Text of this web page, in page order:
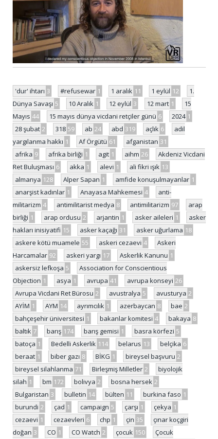
'dur' ihtarı 3 #refusewar 1 1 aralık 11 1 eylül 12
1.
Dünya Savaşı 5 10 Aralık 1 12 eylül 3 12 mart 1
15
Mayıs 44 15 mayıs dünya vicdani retçiler günü 6 2024 1
28 şubat 2 318 59 ab 24 abd 319 açlık 6
adil
yargılanma hakkı 1 Af Örgütü 61 afganistan 31
afrika 9 afrika birliği 1 agit 1 aihm 26
Akdeniz Vicdani
Ret Buluşması 6 akka 1 alevi 1 ali fikri ışık 13
almanya 128 Alper Sapan 1 amfide konuşulmayanlar 1
anarşist kadınlar 1 Anayasa Mahkemesi 4
anti-
militarizm 4 antimilitarist medya 8 antimilitarizm 97
arap
birliği 1 arap ordusu 2 arjantin 1 asker aileleri 1
asker
hakları inisiyatifi 15 asker kaçağı 31 asker uğurlama 18
askere kötü muamele 55 askeri cezaevi 4
Askeri
Harcamalar 92 askeri yargı 17 Askerlik Kanunu 1
askersiz lefkoşa 5
Association for Conscientious
Objection 1 asya 1 avrupa 41 avrupa konseyi 26
Avrupa Vicdani Ret Bürosu 2 avustralya 5 avusturya 2
AYİM 1 AYM 14 ayrımcılık 1 azerbaycan 8 bae 2
bahçeşehir üniversitesi 1 bakanlar komitesi 4 bakaya 8
baltık 7 barış 174 barış gemisi 1 basra körfezi 5
batoça 1 Bedelli Askerlik 114 belarus 13 belçika 6
beraat 1 biber gazı 8 BİKG 1 bireysel başvuru 2
bireysel silahlanma 71 Birleşmiş Milletler 2
biyolojik
silah 1 bm 172 bolivya 2 bosna hersek 2
Bulgaristan 3 bulletin 14 bülten 11 burkina faso 1
burundi 2 çad 1 campaign 5 çarşı 1 çekya 1
cezaevi 1 cezaevleri 6 chp 1 çin 35
çınar koçgiri
doğan 3 CO 1 CO Watch 2 çocuk 150
Çocuk